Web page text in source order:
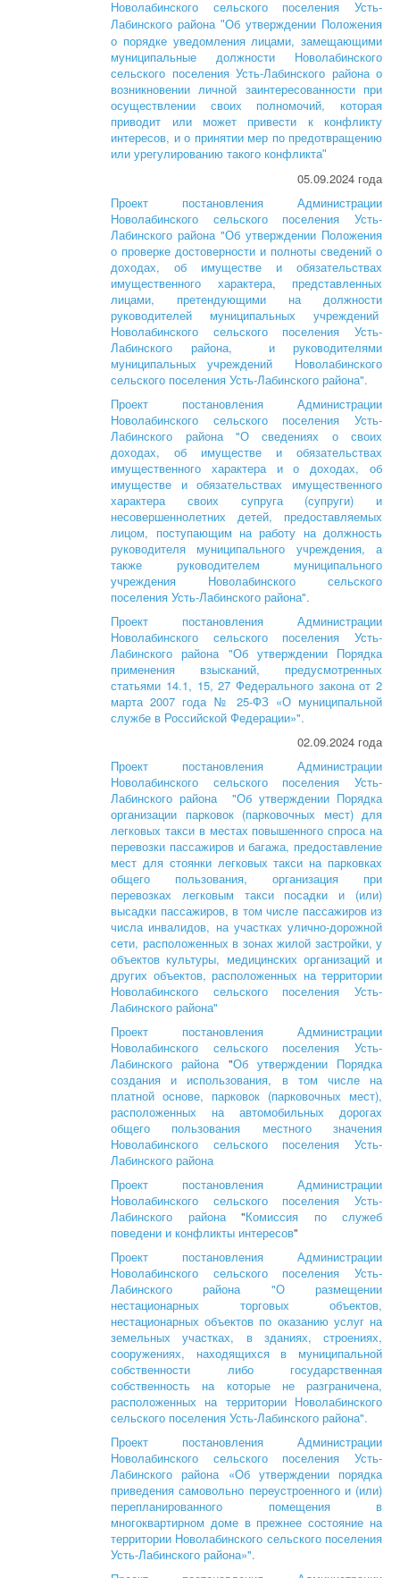
Новолабинского сельского поселения Усть-
Лабинского района "Об утверждении Положения
о порядке уведомления лицами, замещающими
муниципальные должности Новолабинского
сельского поселения Усть-Лабинского района о
возникновении личной заинтересованности при
осуществлении своих полномочий, которая
приводит или может привести к конфликту
интересов, и о принятии мер по предотвращению
или урегулированию такого конфликта"
05.09.2024 года
Проект постановления Администрации
Новолабинского сельского поселения Усть-
Лабинского района "Об утверждении Положения
о проверке достоверности и полноты сведений о
доходах, об имуществе и обязательствах
имущественного характера, представленных
лицами, претендующими на должности
руководителей муниципальных учреждений
Новолабинского сельского поселения Усть-
Лабинского района, и руководителями
муниципальных учреждений Новолабинского
сельского поселения Усть-Лабинского района".
Проект постановления Администрации
Новолабинского сельского поселения Усть-
Лабинского района "О сведениях о своих
доходах, об имуществе и обязательствах
имущественного характера и о доходах, об
имуществе и обязательствах имущественного
характера своих супруга (супруги) и
несовершеннолетних детей, предоставляемых
лицом, поступающим на работу на должность
руководителя муниципального учреждения, а
также руководителем муниципального
учреждения Новолабинского сельского
поселения Усть-Лабинского района".
Проект постановления Администрации
Новолабинского сельского поселения Усть-
Лабинского района "Об утверждении Порядка
применения взысканий, предусмотренных
статьями 14.1, 15, 27 Федерального закона от 2
марта 2007 года № 25-ФЗ «О муниципальной
службе в Российской Федерации»".
02.09.2024 года
Проект постановления Администрации
Новолабинского сельского поселения Усть-
Лабинского района "Об утверждении Порядка
организации парковок (парковочных мест) для
легковых такси в местах повышенного спроса на
перевозки пассажиров и багажа, предоставление
мест для стоянки легковых такси на парковках
общего пользования, организация при
перевозках легковым такси посадки и (или)
высадки пассажиров, в том числе пассажиров из
числа инвалидов, на участках улично-дорожной
сети, расположенных в зонах жилой застройки, у
объектов культуры, медицинских организаций и
других объектов, расположенных на территории
Новолабинского сельского поселения Усть-
Лабинского района"
Проект постановления Администрации
Новолабинского сельского поселения Усть-
Лабинского района"Об утверждении Порядка
создания и использования, в том числе на
платной основе, парковок (парковочных мест),
расположенных на автомобильных дорогах
общего пользования местного значения
Новолабинского сельского поселения Усть-
Лабинского района
Проект постановления Администрации
Новолабинского сельского поселения Усть-
Лабинского района"Комиссия по служеб
поведени и конфликты интересов"
Проект постановления Администрации
Новолабинского сельского поселения Усть-
Лабинского района "О размещении
нестационарных торговых объектов,
нестационарных объектов по оказанию услуг на
земельных участках, в зданиях, строениях,
сооружениях, находящихся в муниципальной
собственности либо государственная
собственность на которые не разграничена,
расположенных на территории Новолабинского
сельского поселения Усть-Лабинского района".
Проект постановления Администрации
Новолабинского сельского поселения Усть-
Лабинского района «Об утверждении порядка
приведения самовольно переустроенного и (или)
перепланированного помещения в
многоквартирном доме в прежнее состояние на
территории Новолабинского сельского поселения
Усть-Лабинского района»".